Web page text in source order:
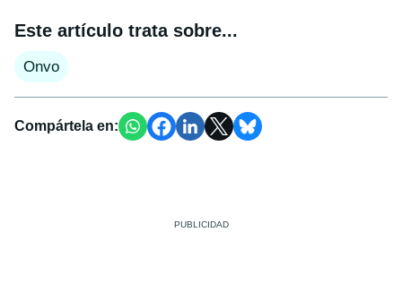
Este artículo trata sobre...
Onvo
Compártela en: